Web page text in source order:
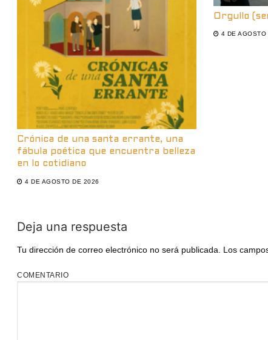
Crónica de una santa errante, una
fábula poética que encuentra belleza
en lo cotidiano
4 DE AGOSTO DE 2026
Orgullo
4 DE
Deja una respuesta
Tu dirección de correo electrónico no será publicada. Los
COMENTARIO